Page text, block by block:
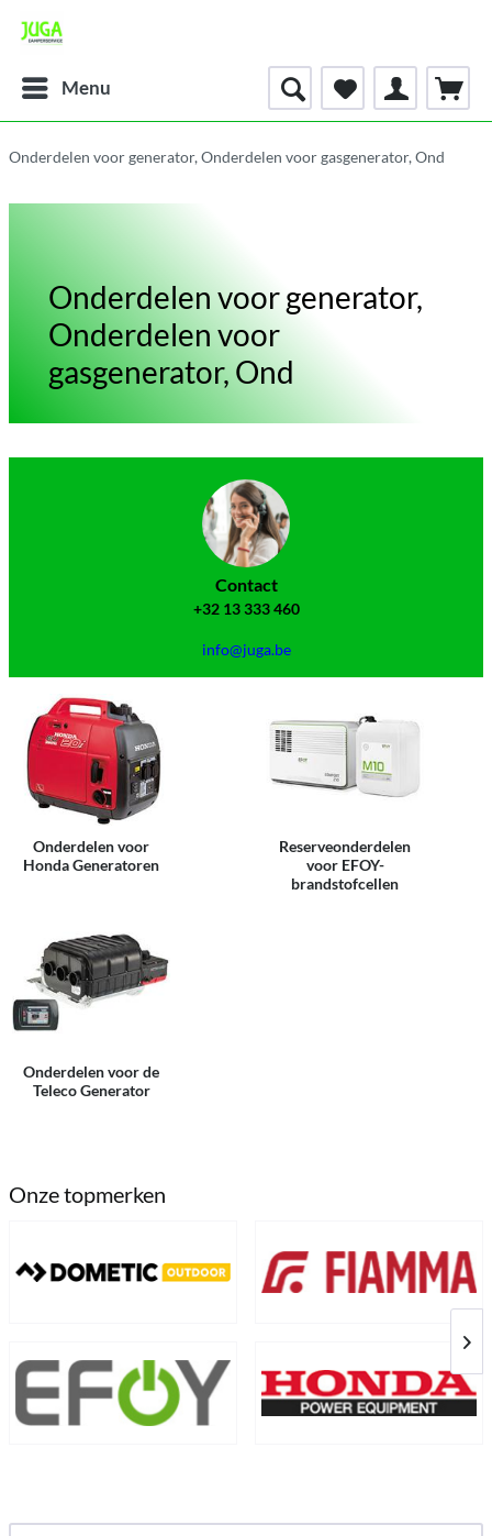
Menu
Onderdelen voor generator, Onderdelen voor gasgenerator, Ond
Onderdelen voor generator,
Onderdelen voor
gasgenerator, Ond
Contact
+32 13 333 460
info@juga.be
Onderdelen voor
Honda Generatoren
Reserveonderdelen
voor EFOY-
brandstofcellen
Onderdelen voor de
Teleco Generator
Onze topmerken